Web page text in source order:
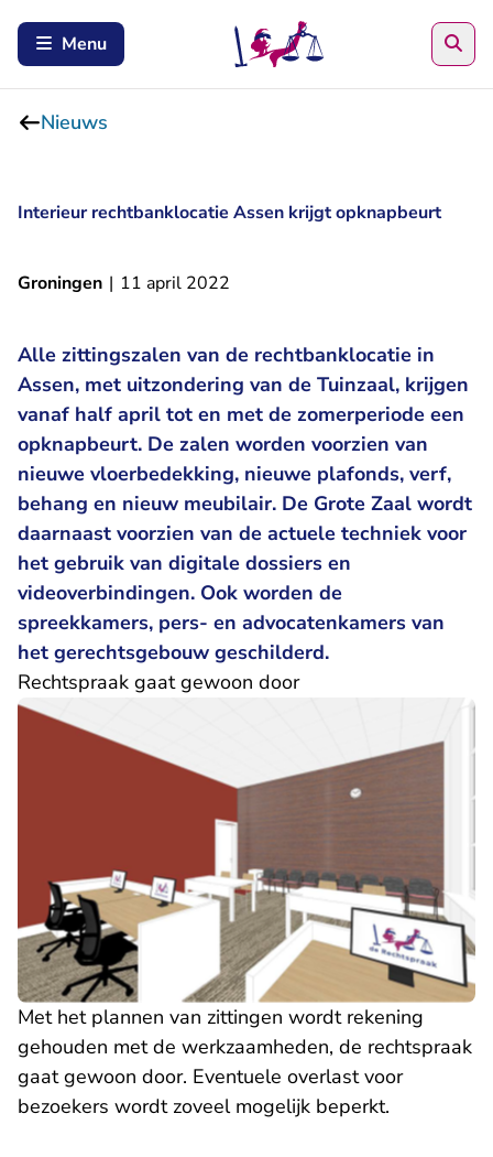
Menu
Nieuws
Interieur rechtbanklocatie Assen krijgt opknapbeurt
Groningen | 11 april 2022
Alle zittingszalen van de rechtbanklocatie in
Assen, met uitzondering van de Tuinzaal, krijgen
vanaf half april tot en met de zomerperiode een
opknapbeurt. De zalen worden voorzien van
nieuwe vloerbedekking, nieuwe plafonds, verf,
behang en nieuw meubilair. De Grote Zaal wordt
daarnaast voorzien van de actuele techniek voor
het gebruik van digitale dossiers en
videoverbindingen. Ook worden de
spreekkamers, pers- en advocatenkamers van
het gerechtsgebouw geschilderd.
Rechtspraak gaat gewoon door
Met het plannen van zittingen wordt rekening
gehouden met de werkzaamheden, de rechtspraak
gaat gewoon door. Eventuele overlast voor
bezoekers wordt zoveel mogelijk beperkt.